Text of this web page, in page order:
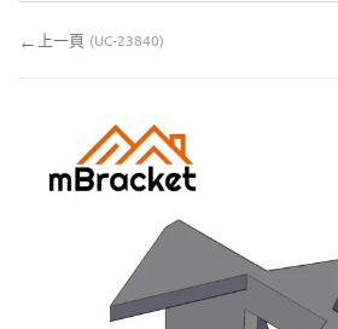
下載
線上詢價
我的詢價
▼
← 上一頁 (UC-23840)